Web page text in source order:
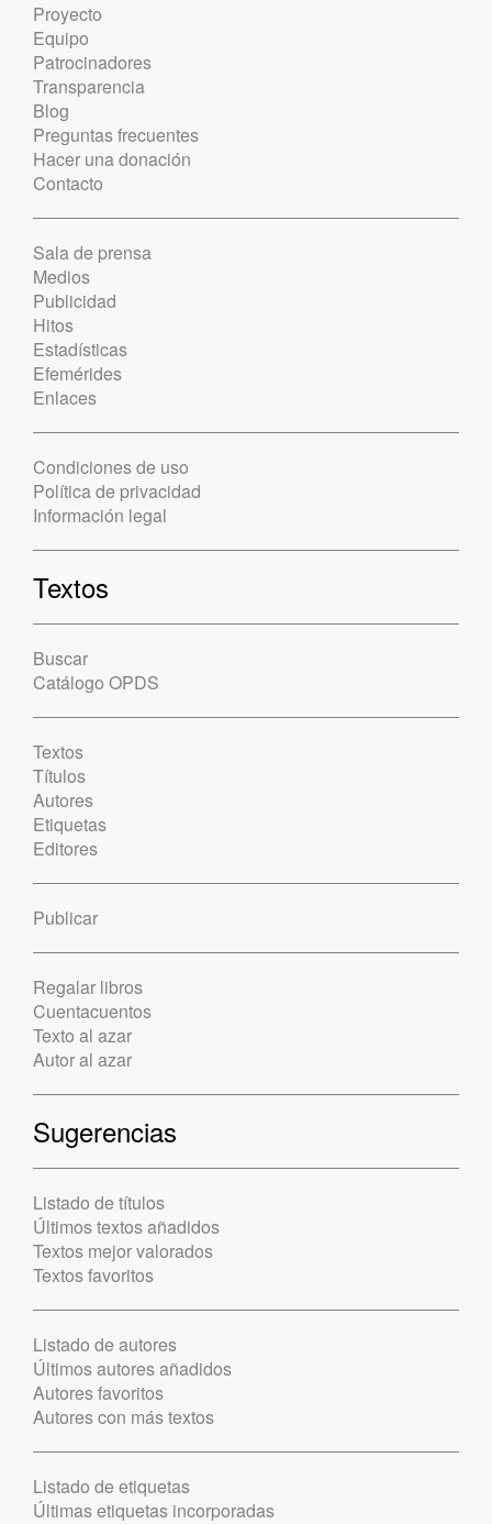
Proyecto
Equipo
Patrocinadores
Transparencia
Blog
Preguntas frecuentes
Hacer una donación
Contacto
Sala de prensa
Medios
Publicidad
Hitos
Estadísticas
Efemérides
Enlaces
Condiciones de uso
Política de privacidad
Información legal
Textos
Buscar
Catálogo OPDS
Textos
Títulos
Autores
Etiquetas
Editores
Publicar
Regalar libros
Cuentacuentos
Texto al azar
Autor al azar
Sugerencias
Listado de títulos
Últimos textos añadidos
Textos mejor valorados
Textos favoritos
Listado de autores
Últimos autores añadidos
Autores favoritos
Autores con más textos
Listado de etiquetas
Últimas etiquetas incorporadas